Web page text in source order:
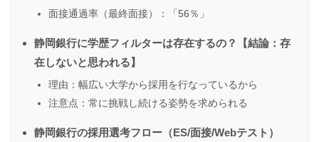
面接通過率（最終面接）：「56％」
静岡銀行に学歴フィルターは存在するの？【結論：存
在しないと思われる】
理由：幅広い大学から採用を行なっているから
注意点：常に挑戦し続ける姿勢を求められる
静岡銀行の採用選考フロー（ES/面接/Webテスト）